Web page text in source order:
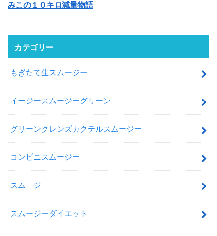
みこの１０キロ減量物語
カテゴリー
もぎたて生スムージー
イージースムージーグリーン
グリーンクレンズカクテルスムージー
コンビニスムージー
スムージー
スムージーダイエット